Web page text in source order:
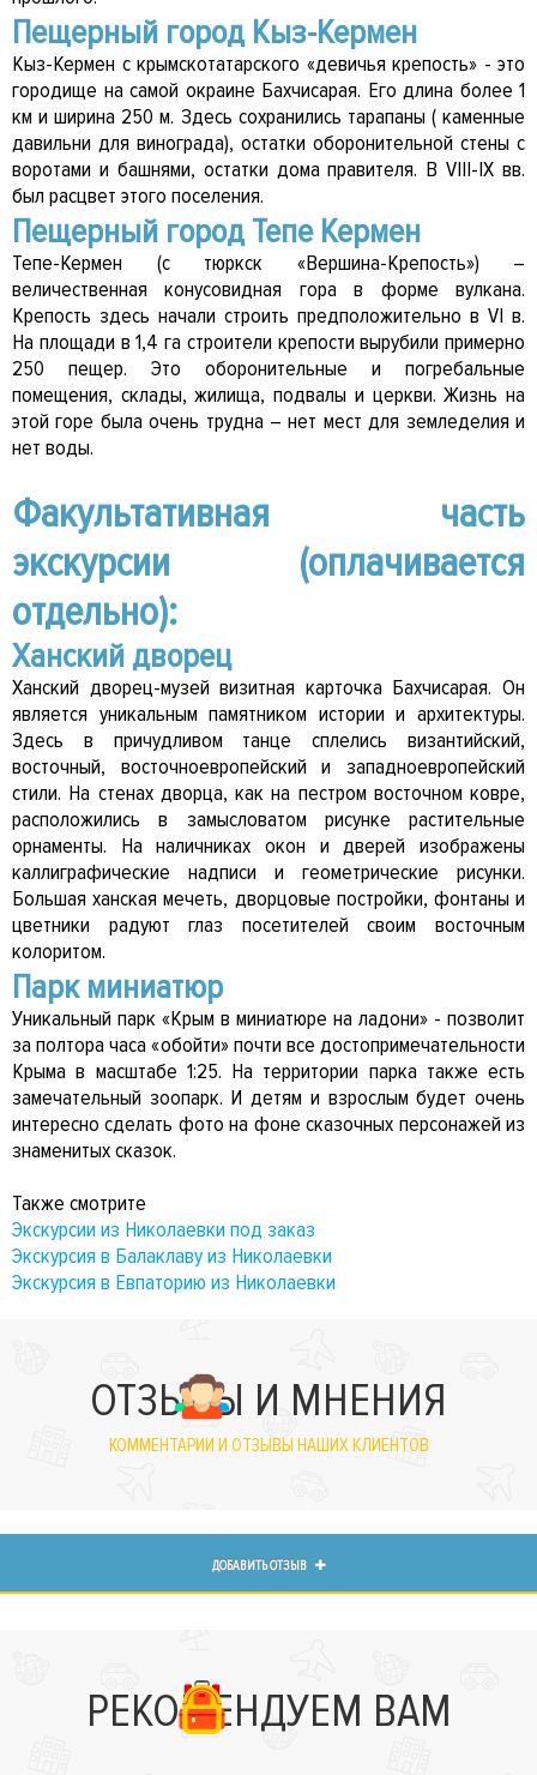
Пещерный город Кыз-Кермен
Кыз-Кермен с крымскотатарского «девичья крепость» - это
городище на самой окраине Бахчисарая. Его длина более 1
км и ширина 250 м. Здесь сохранились тарапаны ( каменные
давильни для винограда), остатки оборонительной стены с
воротами и башнями, остатки дома правителя. В VIII-IX вв.
был расцвет этого поселения.
Пещерный город Тепе Кермен
Тепе-Кермен (с тюркск «Вершина-Крепость») –
величественная конусовидная гора в форме вулкана.
Крепость здесь начали строить предположительно в VI в.
На площади в 1,4 га строители крепости вырубили примерно
250 пещер. Это оборонительные и погребальные
помещения, склады, жилища, подвалы и церкви. Жизнь на
этой горе была очень трудна – нет мест для земледелия и
нет воды.
Факультативная часть
экскурсии (оплачивается
отдельно):
Ханский дворец
Ханский дворец-музей визитная карточка Бахчисарая. Он
является уникальным памятником истории и архитектуры.
Здесь в причудливом танце сплелись византийский,
восточный, восточноевропейский и западноевропейский
стили. На стенах дворца, как на пестром восточном ковре,
расположились в замысловатом рисунке растительные
орнаменты. На наличниках окон и дверей изображены
каллиграфические надписи и геометрические рисунки.
Большая ханская мечеть, дворцовые постройки, фонтаны и
цветники радуют глаз посетителей своим восточным
колоритом.
Парк миниатюр
Уникальный парк «Крым в миниатюре на ладони» - позволит
за полтора часа «обойти» почти все достопримечательности
Крыма в масштабе 1:25. На территории парка также есть
замечательный зоопарк. И детям и взрослым будет очень
интересно сделать фото на фоне сказочных персонажей из
знаменитых сказок.
Также смотрите
Экскурсии из Николаевки под заказ
Экскурсия в Балаклаву из Николаевки
Экскурсия в Евпаторию из Николаевки
ОТЗЫВЫ И МНЕНИЯ
КОММЕНТАРИИ И ОТЗЫВЫ НАШИХ КЛИЕНТОВ
ДОБАВИТЬ ОТЗЫВ
РЕКОМЕНДУЕМ ВАМ